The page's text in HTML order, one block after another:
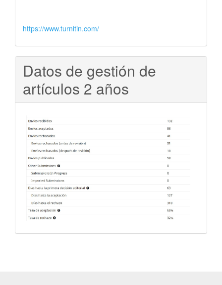
https://www.turnitin.com/
Datos de gestión de
artículos 2 años